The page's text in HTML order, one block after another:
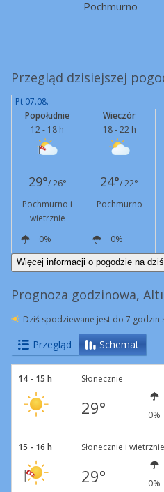
Pochmurno
Przegląd dzisiejszej
Pt 07.08.
Popołudnie
12 - 18 h
Wieczór
18 - 22 h
29°/ 26° 24°/ 22°
Pochmurno i
wietrznie
Pochmurno
0% 0%
SW
19 km/h
Podmuchy
42 km/h SW
8 km/h
Więcej informacji o pogodzie na dziś
Prognoza godzinowa,
Dziś spodziewane jest do 7 godzin
Przegląd Schemat
14 - 15 h Słonecznie
29° 0%
15 - 16 h Słonecznie i wietrznie
29° 0%